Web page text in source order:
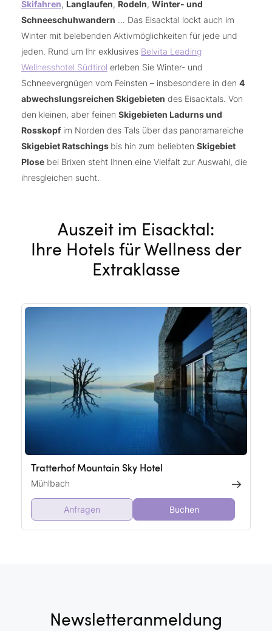
Skifahren, Langlaufen, Rodeln, Winter- und
Schneeschuhwandern … Das Eisacktal lockt auch im
Winter mit belebenden Aktivmöglichkeiten für jede und
jeden. Rund um Ihr exklusives Belvita Leading
Wellnesshotel Südtirol erleben Sie Winter- und
Schneevergnügen vom Feinsten – insbesondere in den 4
abwechslungsreichen Skigebieten des Eisacktals. Von
den kleinen, aber feinen Skigebieten Ladurns und
Rosskopfim Norden des Tals über das panoramareiche
Skigebiet Ratschings bis hin zum beliebten Skigebiet
Plose bei Brixen steht Ihnen eine Vielfalt zur Auswahl, die
ihresgleichen sucht.
Auszeit im Eisacktal:
Ihre Hotels für Wellness der
Extraklasse
Tratterhof Mountain Sky Hotel
Mühlbach
Anfragen Buchen
Newsletteranmeldung